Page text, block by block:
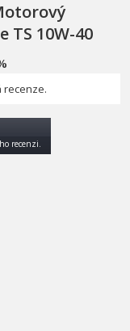
10W-40
recenze.
recenzi.